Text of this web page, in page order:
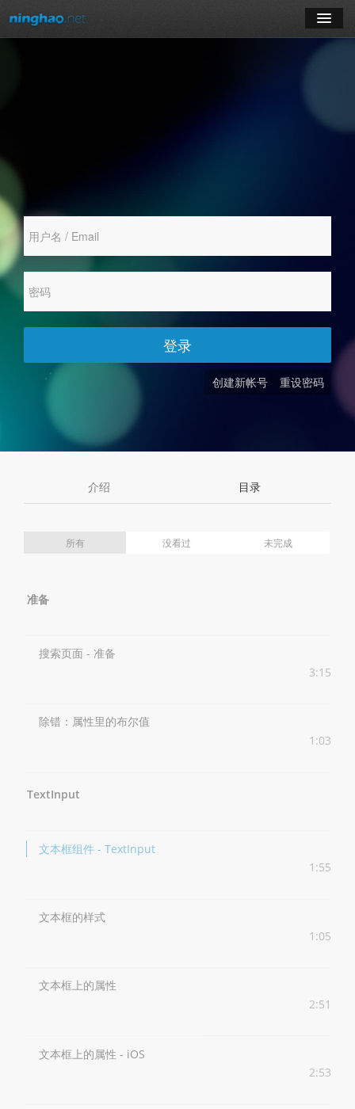
创建新帐号 重设密码
登录
介绍 目录
所有 没看过 未完成
准备
搜索页面 - 准备
3:15
除错：属性里的布尔值
1:03
TextInput
文本框组件 - TextInput
1:55
文本框的样式
1:05
文本框上的属性
2:51
文本框上的属性 - iOS
2:53